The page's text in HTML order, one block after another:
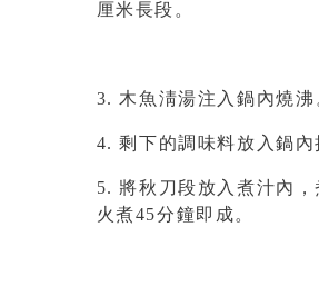
厘米長段 。
3. 木魚淸湯注入鍋內燒沸
4.剩下的調味料放入鍋
5. 將秋刀段放入煮汁內
火煮45分鐘即成。